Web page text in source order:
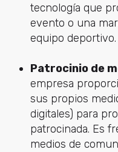
tecnología que
evento o una
equipo deportivo.
Patrocinio de
empresa
sus propios
digitales) para
patrocinada. Es
medios de